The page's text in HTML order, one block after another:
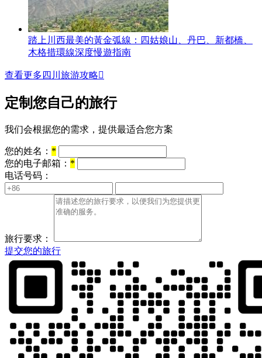
踏上川西最美的黃金弧線：四姑娘山、丹巴、新都橋、
木格措環線深度慢遊指南
查看更多四川旅游攻略
定制您自己的旅行
我们会根据您的需求，提供最适合您方案
您的姓名： *
您的电子邮箱： *
电话号码：
旅行要求：
提交您的旅行